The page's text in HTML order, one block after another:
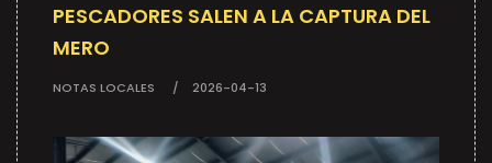
PESCADORES SALEN A LA CAPTURA DEL
MERO
NOTAS LOCALES 2026-04-13